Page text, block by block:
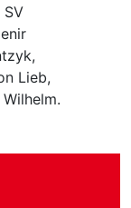
Lieb,